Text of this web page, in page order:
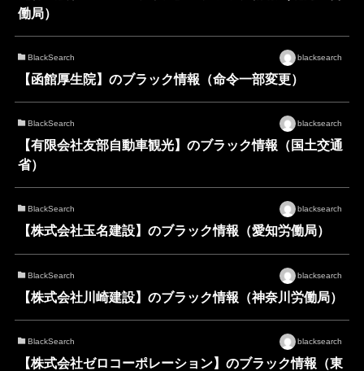
働局）
BlackSearch blacksearch
【函館厚生院】のブラック情報（命令一部変更）
BlackSearch blacksearch
【有限会社友部自動車観光】のブラック情報（国土交通
省）
BlackSearch blacksearch
【株式会社玉名建設】のブラック情報（愛知労働局）
BlackSearch blacksearch
【株式会社川崎建設】のブラック情報（神奈川労働局）
BlackSearch blacksearch
【株式会社ゼロコーポレーション】のブラック情報（東